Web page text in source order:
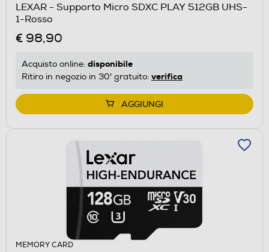
LEXAR - Supporto Micro SDXC PLAY 512GB UHS-
1-Rosso
€ 98,90
Acquisto online: disponibile
Ritiro in negozio in 30' gratuito: verifica
AGGIUNGI
MEMORY CARD